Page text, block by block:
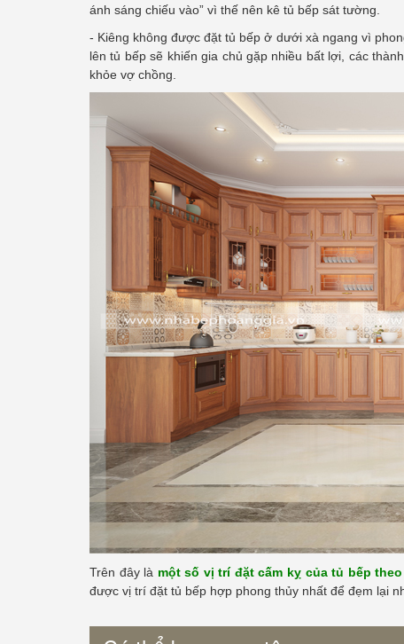
ánh sáng chiếu vào” vì thế nên kê tủ bếp sát tường.
- Kiêng không được đặt tủ bếp ở dưới xà ngang vì
lên tủ bếp sẽ khiến gia chủ gặp nhiều bất lợi, các
khỏe vợ chồng.
Trên đây là một số vị trí đặt cấm kỵ của tủ bếp
được vị trí đặt tủ bếp hợp phong thủy nhất để đẹm lại